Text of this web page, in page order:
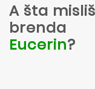
A šta
brenda
Eucerin?